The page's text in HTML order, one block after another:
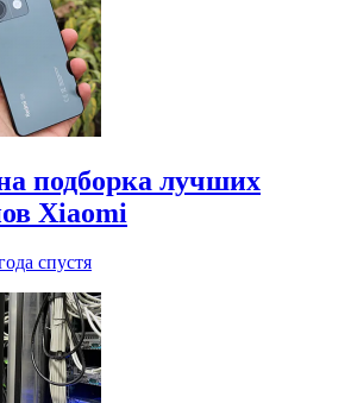
подборка лучших
Xiaomi
спустя